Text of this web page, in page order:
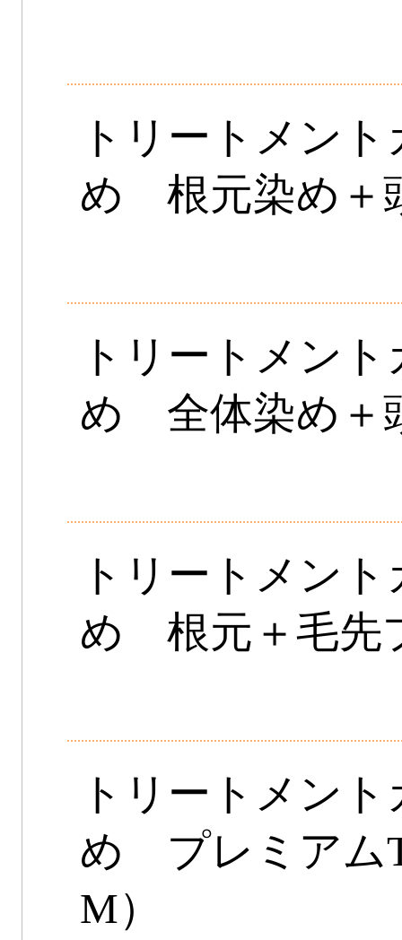
トリートメン
め 根元染め＋
トリートメン
め 全体染め＋
トリートメン
め 根元＋毛先
トリートメン
め プレミアム
M）